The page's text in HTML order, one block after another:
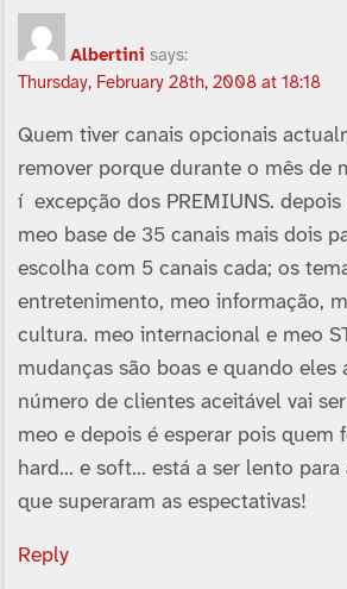
Albertini says:
Thursday, February 28th, 2008 at 18:18
Quem tiver canais opcionais
remover porque durante o mês de
í excepção dos PREMIUNS.
meo base de 35 canais mais dois
escolha com 5 canais cada; os
entretenimento, meo informação,
cultura. meo internacional e meo
mudanças são boas e quando eles
número de clientes aceitável vai
meo e depois é esperar pois quem
hard… e soft… está a ser lento para
que superaram as espectativas!
Reply